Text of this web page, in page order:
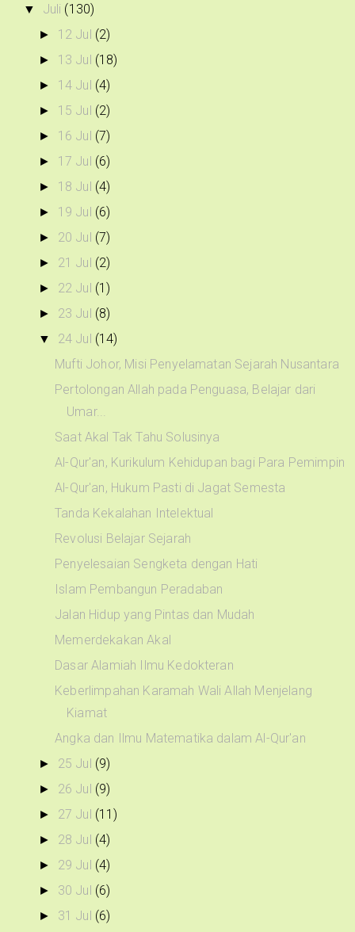
▼ Juli (130)
► 12 Jul (2)
► 13 Jul (18)
► 14 Jul (4)
► 15 Jul (2)
► 16 Jul (7)
► 17 Jul (6)
► 18 Jul (4)
► 19 Jul (6)
► 20 Jul (7)
► 21 Jul (2)
► 22 Jul (1)
► 23 Jul (8)
▼ 24 Jul (14)
Mufti Johor, Misi Penyelamatan Sejarah Nusantara
Pertolongan Allah pada Penguasa, Belajar dari
Umar...
Saat Akal Tak Tahu Solusinya
Al-Qur'an, Kurikulum Kehidupan bagi Para Pemimpin
Al-Qur'an, Hukum Pasti di Jagat Semesta
Tanda Kekalahan Intelektual
Revolusi Belajar Sejarah
Penyelesaian Sengketa dengan Hati
Islam Pembangun Peradaban
Jalan Hidup yang Pintas dan Mudah
Memerdekakan Akal
Dasar Alamiah Ilmu Kedokteran
Keberlimpahan Karamah Wali Allah Menjelang
Kiamat
Angka dan Ilmu Matematika dalam Al-Qur'an
► 25 Jul (9)
► 26 Jul (9)
► 27 Jul (11)
► 28 Jul (4)
► 29 Jul (4)
► 30 Jul (6)
► 31 Jul (6)